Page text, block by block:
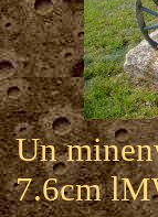
Un
7.6cm